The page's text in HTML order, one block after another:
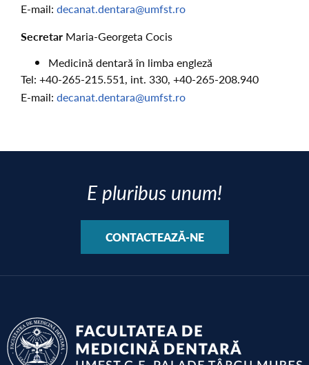
E-mail: decanat.dentara@umfst.ro
Secretar Maria-Georgeta Cocis
Medicină dentară în limba engleză
Tel: +40-265-215.551, int. 330, +40-265-208.940
E-mail: decanat.dentara@umfst.ro
E pluribus unum!
CONTACTEAZĂ-NE